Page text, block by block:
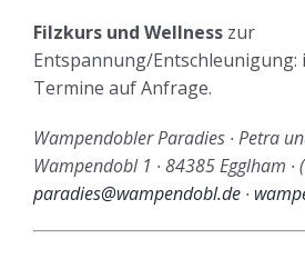
Filzkurs und Wellnesszur
Entspannung/Entschleunigung:
Termine auf Anfrage.
Wampendobler Paradies ∙ Petra
Wampendobl 1 ∙ 84385 Egglham ∙
paradies@wampendobl.de∙